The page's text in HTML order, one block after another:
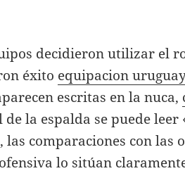
decidieron utilizar el
éxito equipacion
escritas en la nuca,
la espalda se puede leer
las comparaciones con las
lo sitúan